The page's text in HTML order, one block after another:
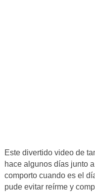
Este divertido video de
hace algunos días junto
comporto cuando es el
pude evitar reírme y